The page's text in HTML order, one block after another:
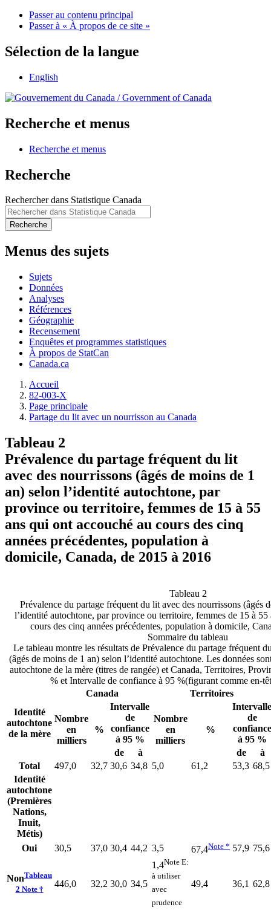
Passer au contenu principal
Passer à « À propos de ce site »
Sélection de la langue
English
/Government of Canada
Recherche et menus
Recherche et menus
Recherche
Rechercher dans Statistique Canada
Recherche
Menus des sujets
Sujets
Données
Analyses
Références
Géographie
Recensement
Enquêtes et programmes statistiques
À propos de StatCan
Canada.ca
Accueil
82-003-X
Page principale
Partage du lit avec un nourrisson au Canada
Tableau 2
Prévalence du partage fréquent du lit
avec des nourrissons (âgés de moins de 1
an) selon l’identité autochtone, par
province ou territoire, femmes de 15 à 55
ans qui ont accouché au cours des cinq
années précédentes, population à
domicile, Canada, de 2015 à 2016
Tableau 2
Prévalence du partage fréquent du lit avec des nourrissons (âgés
l’identité autochtone, par province ou territoire, femmes de 15 à 55
cours des cinq années précédentes, population à domicile,
Sommaire du tableau
Le tableau montre les résultats de Prévalence du partage fréquent
(âgés de moins de 1 an) selon l’identité autochtone. Les données
autochtone de la mère (titres de rangée) et Canada, Territoires,
% et Intervalle de confiance à 95 %(figurant comme en-
Identité
autochtone
de la mère
Canada Territoires
Nombre
en
milliers
%
Intervalle
de
confiance
à 95 %
Nombre
en
milliers
%
Intervalle
de
confiance
à 95 %
de
à de
à
Total
497,0 32,7 30,6 34,8 5,0 61,2 53,3 68,5
Identité
autochtone
(Premières
Nations,
Inuit,
Métis)
Oui
30,5 37,0 30,4 44,2 3,5 67,4Note * 57,9 75,6
NonTableau
2 Note † 446,0 32,2 30,0 34,5
1,4Note E:
à utiliser
avec
prudence
49,4 36,1 62,8